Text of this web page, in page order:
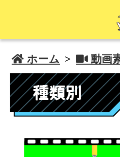
 ホーム >  動画